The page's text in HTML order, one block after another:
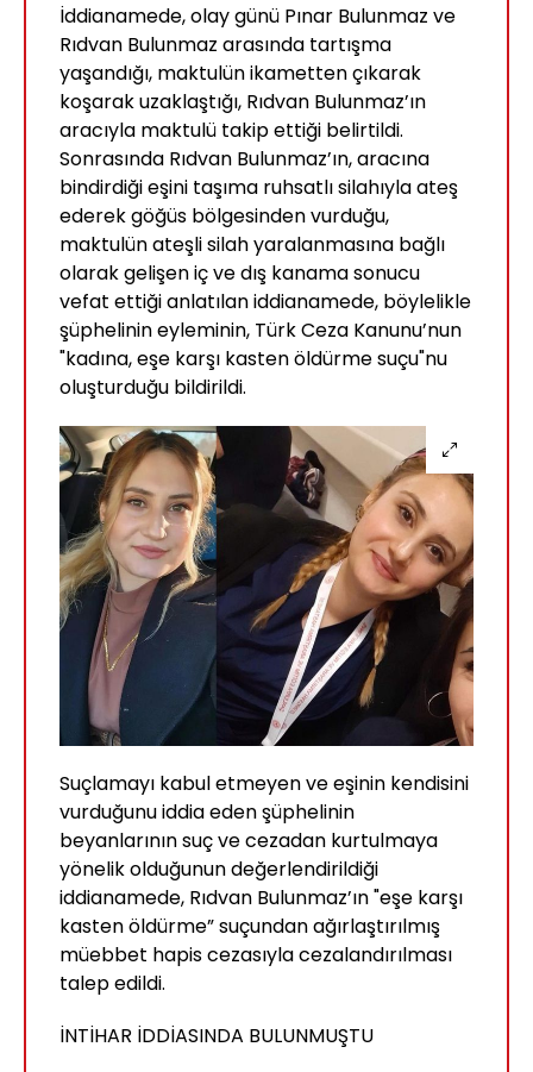
İddianamede, olay günü Pınar Bulunmaz ve
Rıdvan Bulunmaz arasında tartışma
yaşandığı, maktulün ikametten çıkarak
koşarak uzaklaştığı, Rıdvan Bulunmaz’ın
aracıyla maktulü takip ettiği belirtildi.
Sonrasında Rıdvan Bulunmaz’ın, aracına
bindirdiği eşini taşıma ruhsatlı silahıyla ateş
ederek göğüs bölgesinden vurduğu,
maktulün ateşli silah yaralanmasına bağlı
olarak gelişen iç ve dış kanama sonucu
vefat ettiği anlatılan iddianamede, böylelikle
şüphelinin eyleminin, Türk Ceza Kanunu’nun
"kadına, eşe karşı kasten öldürme suçu"nu
oluşturduğu bildirildi.
Suçlamayı kabul etmeyen ve eşinin kendisini
vurduğunu iddia eden şüphelinin
beyanlarının suç ve cezadan kurtulmaya
yönelik olduğunun değerlendirildiği
iddianamede, Rıdvan Bulunmaz’ın "eşe karşı
kasten öldürme” suçundan ağırlaştırılmış
müebbet hapis cezasıyla cezalandırılması
talep edildi.
İNTİHAR İDDİASINDA BULUNMUŞTU